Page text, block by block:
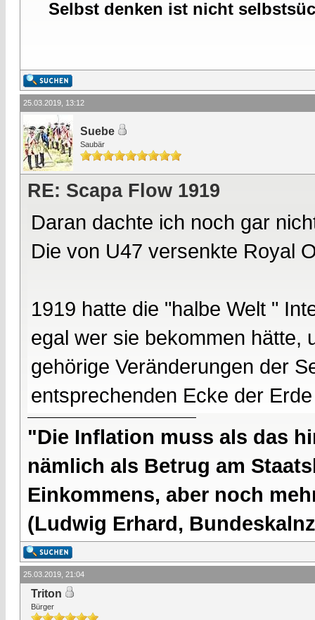
Selbst denken ist nicht
25.03.2019, 13:12
Suebe
Saubär
RE: Scapa Flow 1919
Daran dachte ich noch gar
Die von U47 versenkte Royal
1919 hatte die "halbe Welt "
egal wer sie bekommen hätte,
gehörige Veränderungen der
entsprechenden Ecke der
"Die Inflation muss als das
nämlich als Betrug am
Einkommens, aber noch
(Ludwig Erhard,
25.03.2019, 21:04
Triton
Bürger